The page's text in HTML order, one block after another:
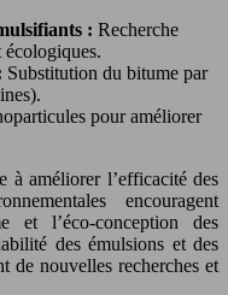
: Recherche
écologiques.
Substitution du bitume par
pour améliorer
à améliorer l’efficacité des
encouragent
et l’éco-conception des
des émulsions et des
de nouvelles recherches et